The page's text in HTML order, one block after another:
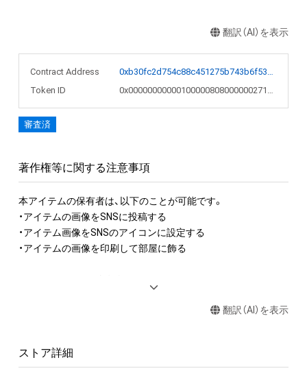
翻訳（AI）を表示
Contract Address
0xb30fc2d754c88c451275b743b6f530f19f643683
Token ID
0x000000000001000008080000002712cb
審査済
著作権等に関する注意事項
本アイテムの保有者は、以下のことが可能です。
・アイテムの画像をSNSに投稿する
・アイテム画像をSNSのアイコンに設定する
・アイテムの画像を印刷して部屋に飾る
ロゴ等を含みますがこれらに限られません。)にかかる知的財産
出願する権利を含みます。)を意味します。)は、本アイテムの著
翻訳（AI）を表示
ストア詳細